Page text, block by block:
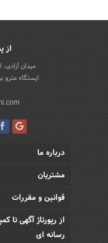
از
میدان
ایستگاه مترو
درباره ما
مشتریان
قوانین و مقررات
از رپورتاژ آگهی تا
رسانه ای